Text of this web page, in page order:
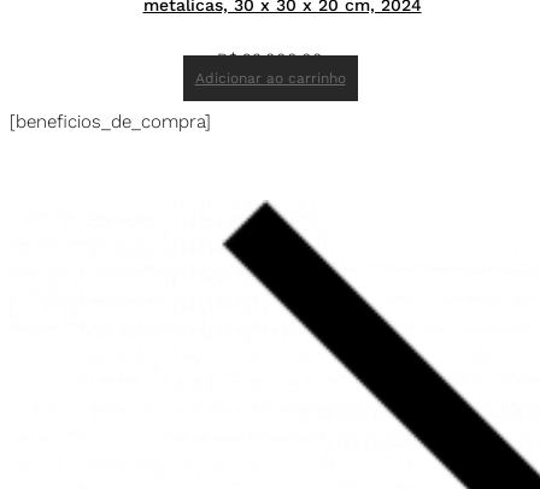
metalicas, 30 x 30 x 20 cm, 2024
R$23.000,00
Adicionar ao carrinho
[beneficios_de_compra]